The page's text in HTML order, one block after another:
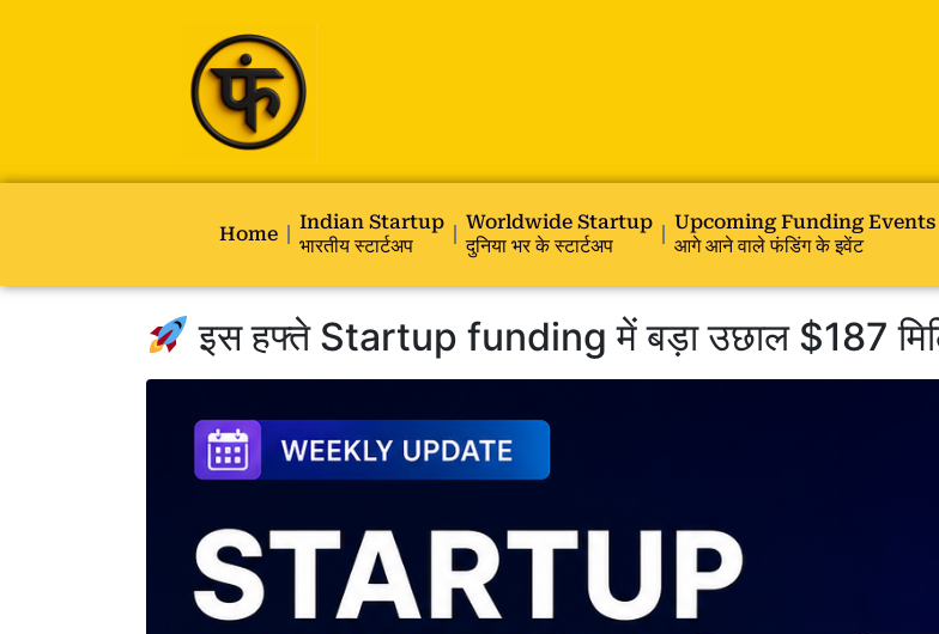
Home
Indian Startup
भारतीय स्टार्टअप
Worldwide Startup
दुनिया भर के स्टार्टअप
Upcoming Funding Events
आगे आने वाले फंडिंग के इवेंट
इस हफ्ते Startup funding में बड़ा उछाल $187